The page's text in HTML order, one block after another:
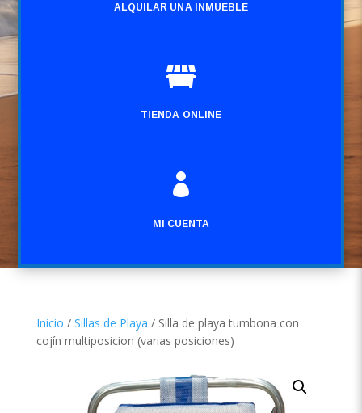
ALQUILAR UNA INMUEBLE

TIENDA ONLINE

MI CUENTA
Inicio / Sillas de Playa / Silla de playa tumbona con
cojín multiposicion (varias posiciones)